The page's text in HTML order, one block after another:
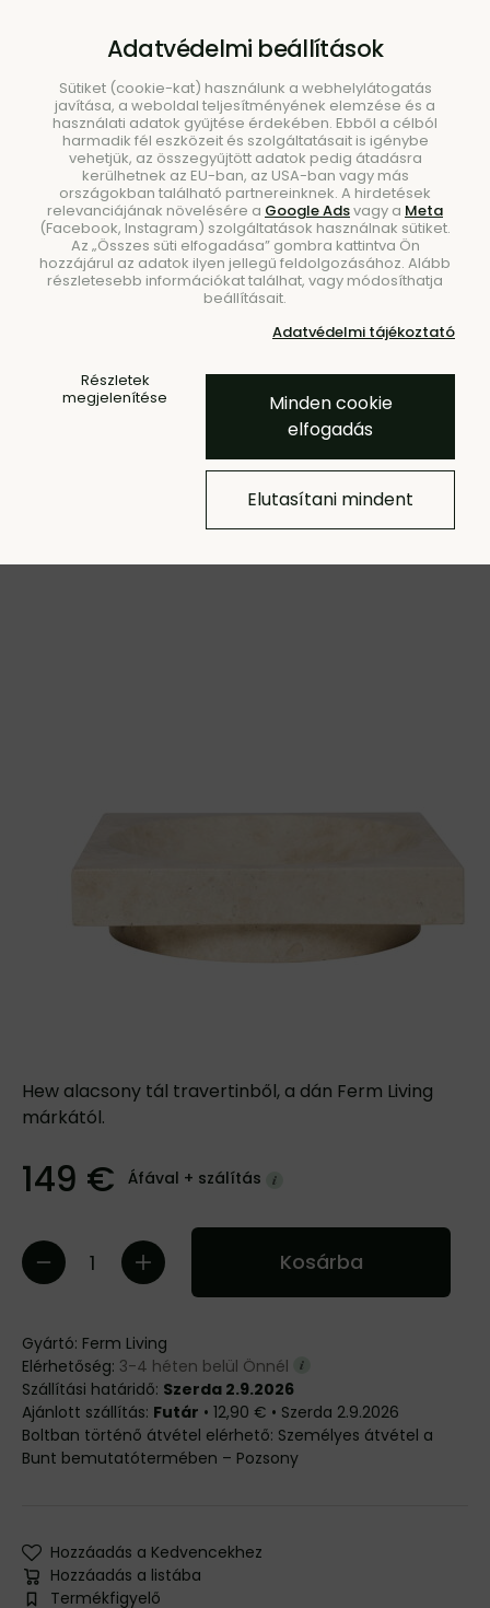
Keresés
Hew tál, alacsony – travertin
Hew alacsony tál travertinből, a dán Ferm Living
márkától.
149 € Áfával + szálítás
Kosárba
Gyártó: Ferm Living
Elérhetőség: 3-4 héten belül Önnél
Szállítási határidő: Szerda 2.9.2026
Futár • 12,90 € • Szerda 2.9.2026
Személyes átvétel a
Bunt bemutatótermében – Pozsony
Hozzáadás a Kedvencekhez
Hozzáadás a listába
Termékfigyelő
Adatvédelmi beállítások
Sütiket (cookie-kat) használunk a webhelylátogatás
javítása, a weboldal teljesítményének elemzése és a
használati adatok gyűjtése érdekében. Ebből a célból
harmadik fél eszközeit és szolgáltatásait is igénybe
vehetjük, az összegyűjtött adatok pedig átadásra
kerülhetnek az EU-ban, az USA-ban vagy más
országokban található partnereinknek. A hirdetések
relevanciájának növelésére a Google Adsvagy a Meta
(Facebook, Instagram) szolgáltatások használnak sütiket.
Az „Összes süti elfogadása” gombra kattintva Ön
hozzájárul az adatok ilyen jellegű feldolgozásához. Alább
részletesebb információkat találhat, vagy módosíthatja
beállításait.
Adatvédelmi tájékoztató
Részletek
megjelenítése
Minden cookie
elfogadás
Elutasítani mindent